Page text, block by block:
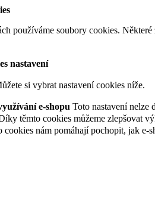
používáme soubory cookies.
nastavení
si vybrat nastavení cookies níže.
e-shopu Toto nastavení nelze
těmto cookies můžeme zlepšovat
cookies nám pomáhají pochopit, jak e-